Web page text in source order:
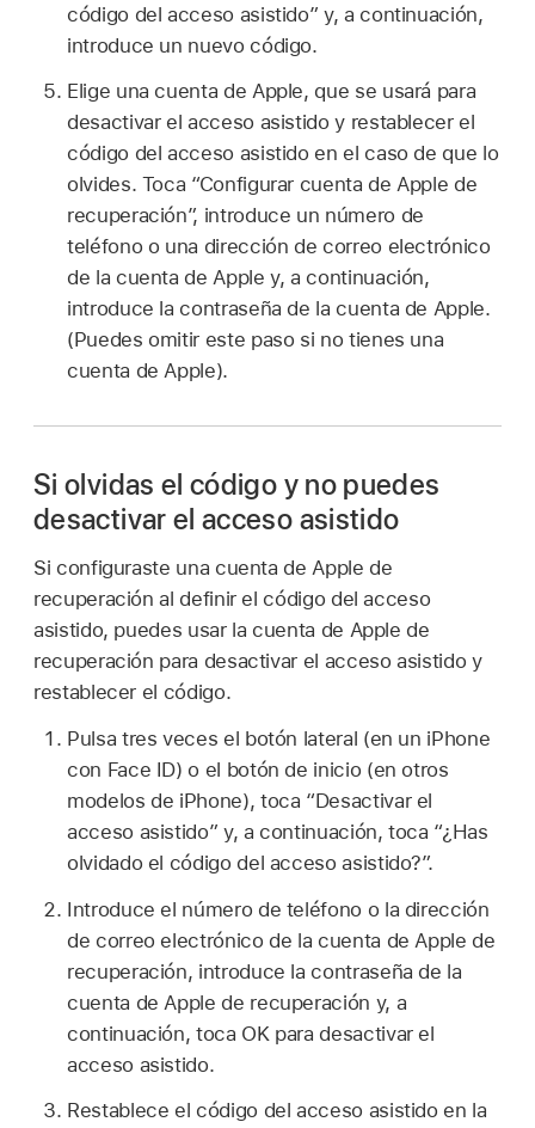
código del acceso asistido” y, a continuación,
introduce un nuevo código.
Elige una cuenta de Apple, que se usará para
desactivar el acceso asistido y restablecer el
código del acceso asistido en el caso de que lo
olvides. Toca “Configurar cuenta de Apple de
recuperación”, introduce un número de
teléfono o una dirección de correo electrónico
de la cuenta de Apple y, a continuación,
introduce la contraseña de la cuenta de Apple.
(Puedes omitir este paso si no tienes una
cuenta de Apple).
Si olvidas el código y no puedes
desactivar el acceso asistido
Si configuraste una cuenta de Apple de
recuperación al definir el código del acceso
asistido, puedes usar la cuenta de Apple de
recuperación para desactivar el acceso asistido y
restablecer el código.
Pulsa tres veces el botón lateral (en un iPhone
con Face ID) o el botón de inicio (en otros
modelos de iPhone), toca “Desactivar el
acceso asistido” y, a continuación, toca “¿Has
olvidado el código del acceso asistido?”.
Introduce el número de teléfono o la dirección
de correo electrónico de la cuenta de Apple de
recuperación, introduce la contraseña de la
cuenta de Apple de recuperación y, a
continuación, toca OK para desactivar el
acceso asistido.
Restablece el código del acceso asistido en la